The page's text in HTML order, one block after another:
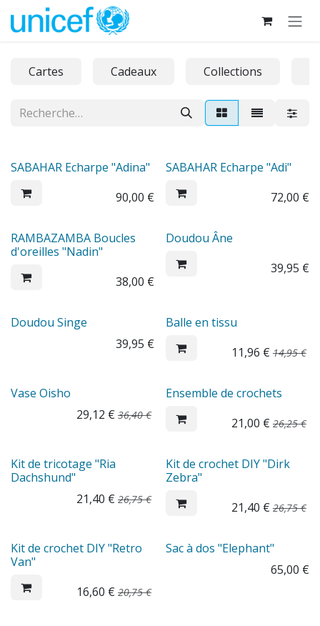
Se rendre au contenu
Cartes Cadeaux Collections
SABAHAR Echarpe "Adina"
90,00 €
SABAHAR Echarpe "Adi"
72,00 €
RAMBAZAMBA Boucles
d'oreilles "Nadin"
38,00 €
Doudou Âne
39,95 €
Doudou Singe
39,95 €
Sale
Balle en tissu
11,96 € 14,95€
Sale
Vase Oisho
29,12 € 36,40€
Sale
Ensemble de crochets
21,00 € 26,25€
Sale
Kit de tricotage "Ria
Dachshund"
21,40 € 26,75€
Sale
Kit de crochet DIY "Dirk
Zebra"
21,40 € 26,75€
Sale
Kit de crochet DIY "Retro
Van"
16,60 € 20,75€
Sac à dos "Elephant"
65,00 €